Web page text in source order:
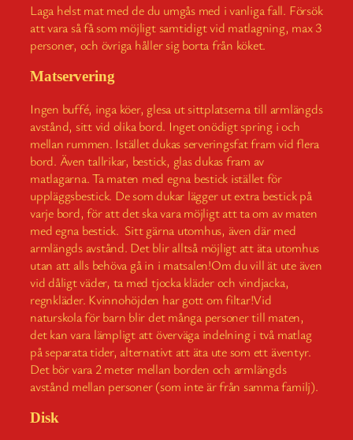
Laga helst mat med de du umgås med i vanliga fall. Försök
att vara så få som möjligt samtidigt vid matlagning, max 3
personer, och övriga håller sig borta från köket.
Matservering
Ingen buffé, inga köer, glesa ut sittplatserna till armlängds
avstånd, sitt vid olika bord. Inget onödigt spring i och
mellan rummen. Istället dukas serveringsfat fram vid flera
bord. Även tallrikar, bestick, glas dukas fram av
matlagarna. Ta maten med egna bestick istället för
uppläggsbestick. De som dukar lägger ut extra bestick på
varje bord, för att det ska vara möjligt att ta om av maten
med egna bestick. Sitt gärna utomhus, även där med
armlängds avstånd. Det blir alltså möjligt att äta utomhus
utan att alls behöva gå in i matsalen!Om du vill ät ute även
vid dåligt väder, ta med tjocka kläder och vindjacka,
regnkläder. Kvinnohöjden har gott om filtar!Vid
naturskola för barn blir det många personer till maten,
det kan vara lämpligt att överväga indelning i två matlag
på separata tider, alternativt att äta ute som ett äventyr.
Det bör vara 2 meter mellan borden och armlängds
avstånd mellan personer (som inte är från samma familj).
Disk